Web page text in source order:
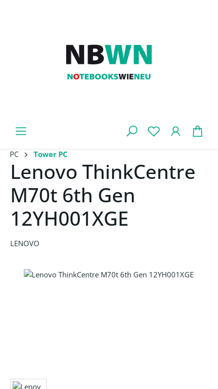
PC Tower PC
Lenovo ThinkCentre
M70t 6th Gen
12YH001XGE
LENOVO
Bildergalerie überspringen